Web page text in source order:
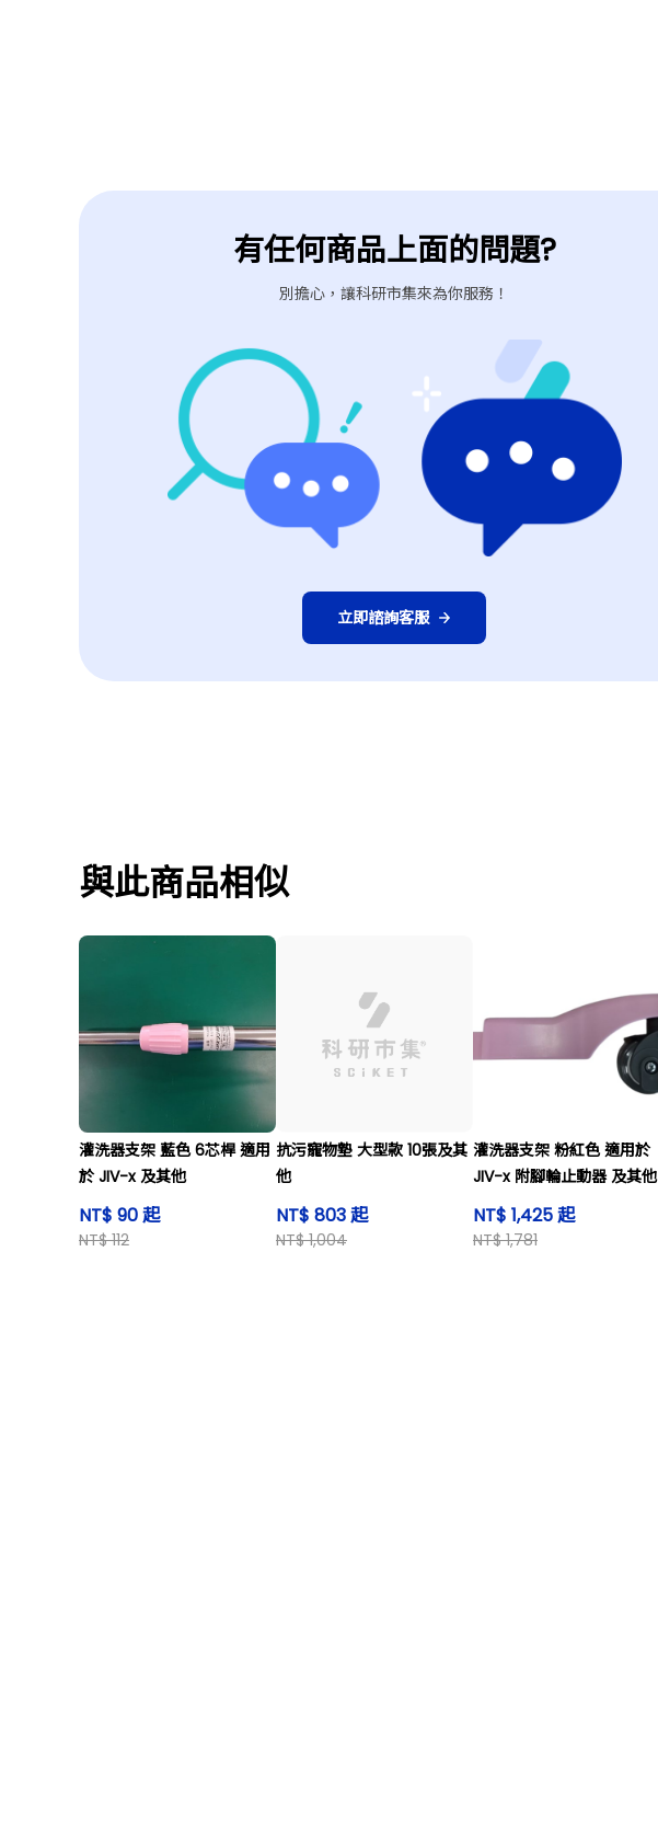
有任何商品上面的問題?
別擔心，讓科研市集來為你服務！
立即諮詢客服
與此商品相似
灌洗器支架 藍色 6芯桿 適用
於 JIV-x 及其他
NT$ 90 起
NT$ 112
抗污寵物墊 大型款 10張及其
他
NT$ 803 起
NT$ 1,004
灌洗器支架 粉紅色 適用於
JIV-x 附腳輪止動器 及其他
NT$ 1,425 起
NT$ 1,781